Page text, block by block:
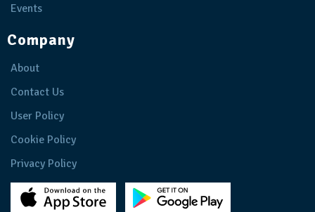
Events
Company
About
Contact Us
User Policy
Cookie Policy
Privacy Policy